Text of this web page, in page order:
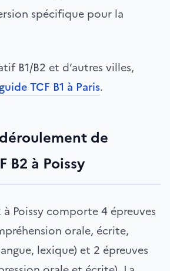
spécifique pour la
B1/B2 et d’autres villes,
guide TCF B1 à Paris.
de
B2 à Poissy
à Poissy comporte 4 épreuves
orale, écrite,
lexique) et 2 épreuves